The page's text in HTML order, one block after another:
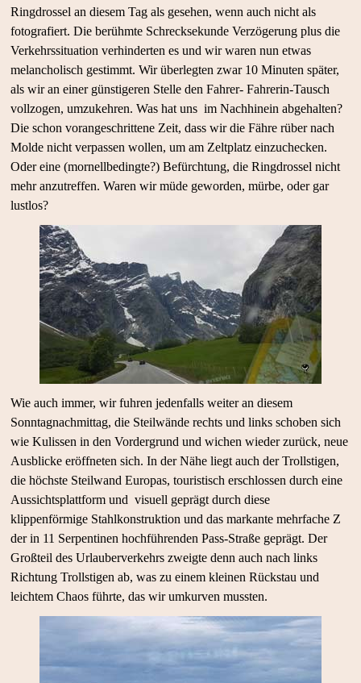
Ringdrossel an diesem Tag als gesehen, wenn auch nicht als
fotografiert. Die berühmte Schrecksekunde Verzögerung plus die
Verkehrssituation verhinderten es und wir waren nun etwas
melancholisch gestimmt. Wir überlegten zwar 10 Minuten später,
als wir an einer günstigeren Stelle den Fahrer- Fahrerin-Tausch
vollzogen, umzukehren. Was hat uns im Nachhinein abgehalten?
Die schon vorangeschrittene Zeit, dass wir die Fähre rüber nach
Molde nicht verpassen wollen, um am Zeltplatz einzuchecken.
Oder eine (mornellbedingte?) Befürchtung, die Ringdrossel nicht
mehr anzutreffen. Waren wir müde geworden, mürbe, oder gar
lustlos?
Wie auch immer, wir fuhren jedenfalls weiter an diesem
Sonntagnachmittag, die Steilwände rechts und links schoben sich
wie Kulissen in den Vordergrund und wichen wieder zurück, neue
Ausblicke eröffneten sich. In der Nähe liegt auch der Trollstigen,
die höchste Steilwand Europas, touristisch erschlossen durch eine
Aussichtsplattform und visuell geprägt durch diese
klippenförmige Stahlkonstruktion und das markante mehrfache Z
der in 11 Serpentinen hochführenden Pass-Straße geprägt. Der
Großteil des Urlauberverkehrs zweigte denn auch nach links
Richtung Trollstigen ab, was zu einem kleinen Rückstau und
leichtem Chaos führte, das wir umkurven mussten.